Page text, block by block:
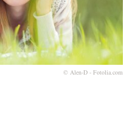
© Alen-D - Fotolia.com